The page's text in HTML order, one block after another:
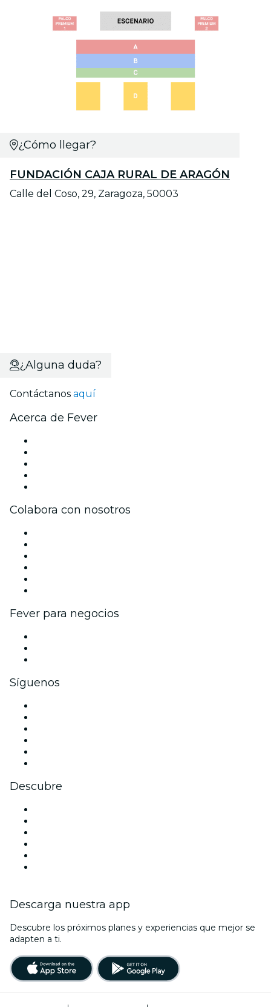
¿Cómo llegar?
FUNDACIÓN CAJA RURAL DE ARAGÓN
Calle del Coso, 29, Zaragoza, 50003
¿Alguna duda?
Contáctanos aquí
Acerca de Fever
Colabora con nosotros
Fever para negocios
Síguenos
Descubre
Descarga nuestra app
Descubre los próximos planes y experiencias que mejor se
adapten a ti.